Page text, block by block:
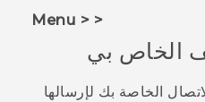
< < Menu
الخاص بي
الخاصة بك لإرسالها